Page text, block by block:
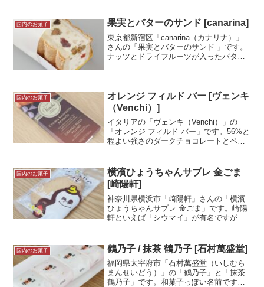
国内のお菓子 果実とバターのサンド [canarina]
東京都新宿区「canarina（カナリナ）」
さんの「果実とバターのサンド 」です。
ナッツとドライフルーツが入ったバター
じました。試食...＜続きを読む＞
国内のお菓子
オレンジ フィルド バー [ヴェンキ
（Venchi）]
イタリアの「ヴェンキ（Venchi）」の
「オレンジ フィルド バー」です。56%と
程よい強さのダークチョコレートとペー
も、後味の良さも素晴らしく、少量でも
満足できるチョ...＜続きを読む＞
国内のお菓子
横濱ひょうちゃんサブレ 金ごま
[崎陽軒]
神奈川県横浜市「崎陽軒」さんの「横濱
ひょうちゃんサブレ 金ごま」です。崎陽
軒といえば「シウマイ」が有名ですが、
ャラクター「ひょうちゃん」を模した焼
菓子です。試食メモ崎陽...＜続きを読む
＞
国内のお菓子 鶴乃子 / 抹茶 鶴乃子 [石村萬盛堂]
福岡県太宰府市「石村萬盛堂（いしむら
まんせいどう）」の「鶴乃子」と「抹茶
鶴乃子」です。和菓子っぽい名前です